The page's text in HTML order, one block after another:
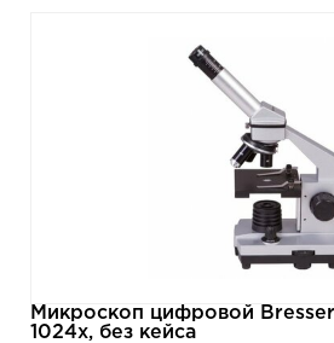
Микроскоп цифровой
1024x, без кейса